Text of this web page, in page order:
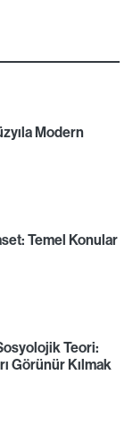
Modern
Temel Konular
Teori:
Görünür Kılmak